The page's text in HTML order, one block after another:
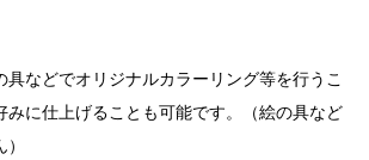
具などでオリジナルカラーリング等を行うこ
みに仕上げることも可能です。（絵の具など